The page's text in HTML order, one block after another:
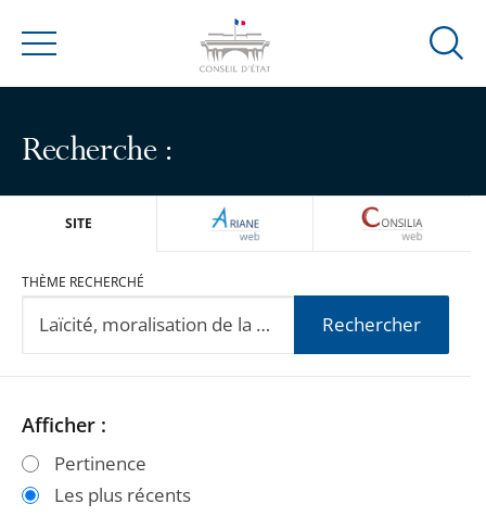
Menu
Ouvrir
Recherche :
SITE ARIANEWEB
THÈME RECHERCHÉ
Rechercher
Passer
les
filtres
Passer
les
filtres
Afficher :
Pertinence
Les plus récents